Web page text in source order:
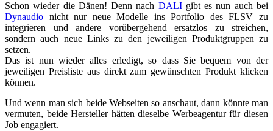
Schon wieder die Dänen! Denn nach DALIgibt es nun auch bei
Dynaudio nicht nur neue Modelle ins Portfolio des FLSV zu
integrieren und andere vorübergehend ersatzlos zu streichen,
sondern auch neue Links zu den jeweiligen Produktgruppen zu
setzen.
Das ist nun wieder alles erledigt, so dass Sie bequem von der
jeweiligen Preisliste aus direkt zum gewünschten Produkt klicken
können.
Und wenn man sich beide Webseiten so anschaut, dann könnte man
vermuten, beide Hersteller hätten dieselbe Werbeagentur für diesen
Job engagiert.